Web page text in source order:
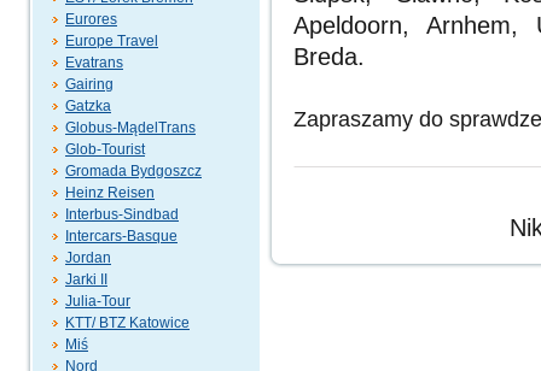
Eurores
Europe Travel
Evatrans
Gairing
Gatzka
Globus-MądelTrans
Glob-Tourist
Gromada Bydgoszcz
Heinz Reisen
Interbus-Sindbad
Intercars-Basque
Jordan
Jarki II
Julia-Tour
KTT/ BTZ Katowice
Miś
Nord
Apeldoorn,
Breda.
Zapraszamy do